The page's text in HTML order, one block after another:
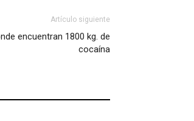
Artículo siguiente
encuentran 1800 kg. de
cocaína